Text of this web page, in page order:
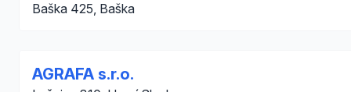
Baška 425, Baška
AGRAFA s.r.o.